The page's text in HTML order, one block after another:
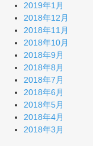
2019年1月
2018年12月
2018年11月
2018年10月
2018年9月
2018年8月
2018年7月
2018年6月
2018年5月
2018年4月
2018年3月